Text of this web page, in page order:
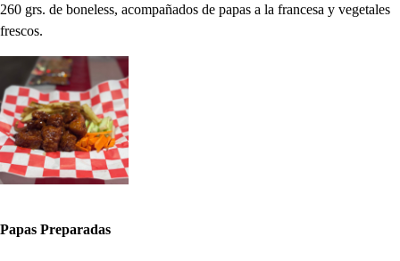
260 grs. de boneless, acompañados de papas a la francesa y vegetales
frescos.
Papas Preparadas